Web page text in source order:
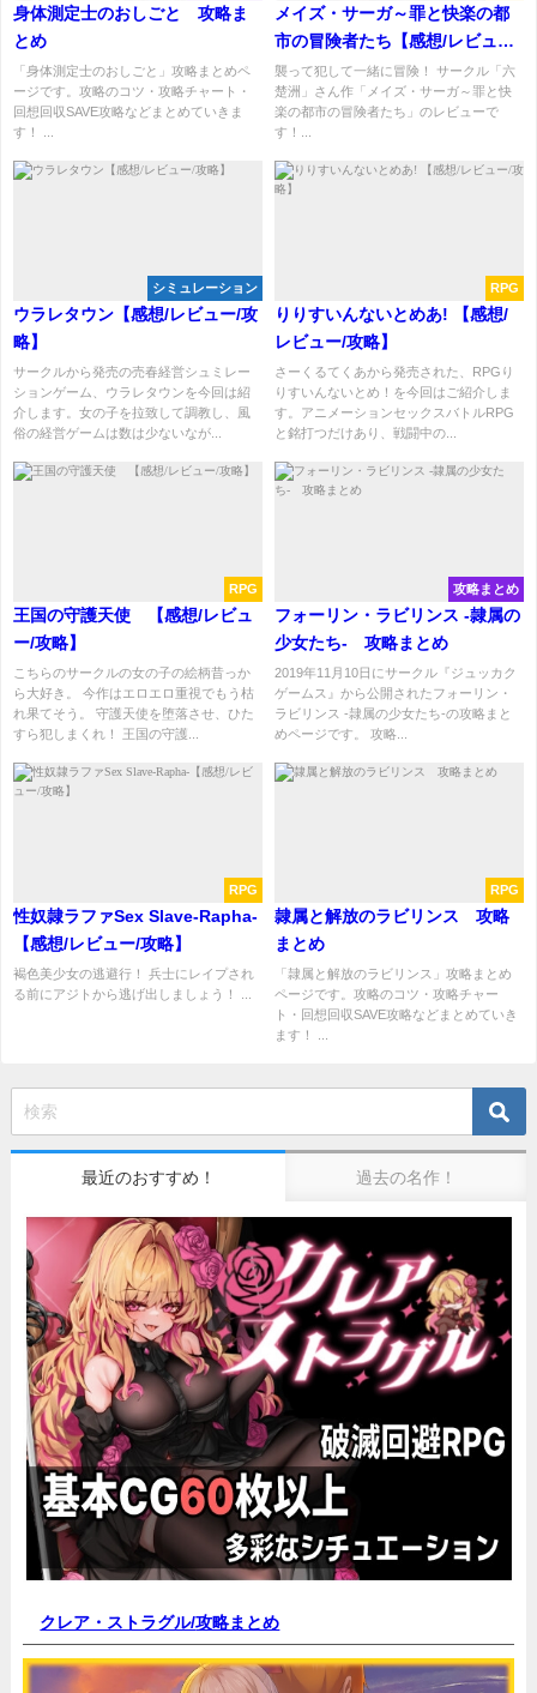
身体測定士のおしごと 攻略ま
とめ
「身体測定士のおしごと」攻略まとめペ
ージです。攻略のコツ・攻略チャート・
回想回収SAVE攻略などまとめていきま
す！ ...
メイズ・サーガ～罪と快楽の都
市の冒険者たち【感想/レビュー/
攻略】
襲って犯して一緒に冒険！ サークル「六
楚洲」さん作「メイズ・サーガ～罪と快
楽の都市の冒険者たち」のレビューで
す！...
シミュレーション
ウラレタウン【感想/レビュー/攻
略】
サークルから発売の売春経営シュミレー
ションゲーム、ウラレタウンを今回は紹
介します。女の子を拉致して調教し、風
俗の経営ゲームは数は少ないなが...
RPG
りりすいんないとめあ! 【感想/
レビュー/攻略】
さーくるてくあから発売された、RPGり
りすいんないとめ！を今回はご紹介しま
す。アニメーションセックスバトルRPG
と銘打つだけあり、戦闘中の...
RPG
王国の守護天使 【感想/レビュ
ー/攻略】
こちらのサークルの女の子の絵柄昔っか
ら大好き。 今作はエロエロ重視でもう枯
れ果てそう。 守護天使を堕落させ、ひた
すら犯しまくれ！ 王国の守護...
攻略まとめ
フォーリン・ラビリンス -隷属の
少女たち- 攻略まとめ
2019年11月10日にサークル『ジュッカク
ゲームス』から公開されたフォーリン・
ラビリンス -隷属の少女たち-の攻略まと
めページです。 攻略...
RPG
性奴隷ラファSex Slave-Rapha-
【感想/レビュー/攻略】
褐色美少女の逃避行！ 兵士にレイプされ
る前にアジトから逃げ出しましょう！ ...
RPG
隷属と解放のラビリンス 攻略
まとめ
「隷属と解放のラビリンス」攻略まとめ
ページです。攻略のコツ・攻略チャー
ト・回想回収SAVE攻略などまとめていき
ます！ ...
最近のおすすめ！ 過去の名作！
クレア・ストラグル/攻略まとめ